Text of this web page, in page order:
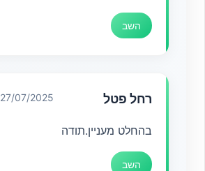
השב
רחל פטל 27/07/2025 בשעה 21:16
בהחלט מעניין.תודה
השב